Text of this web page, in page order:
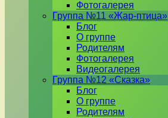
Фотогалерея
Группа №11 «Жар-птица»
Блог
О группе
Родителям
Фотогалерея
Видеогалерея
Группа №12 «Сказка»
Блог
О группе
Родителям